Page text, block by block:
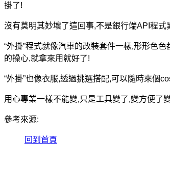
掛了!
沒有莫明其妙壞了這回事,不是銀行端API程
“外掛”程式就像汽車的改裝套件一樣,形形色
的操心,就拿來用就好了!
“外掛”也像衣服,透過挑選搭配,可以隨時來個
用心專業一樣不能變,只是工具變了,變方便了
參考來源:
回到首頁